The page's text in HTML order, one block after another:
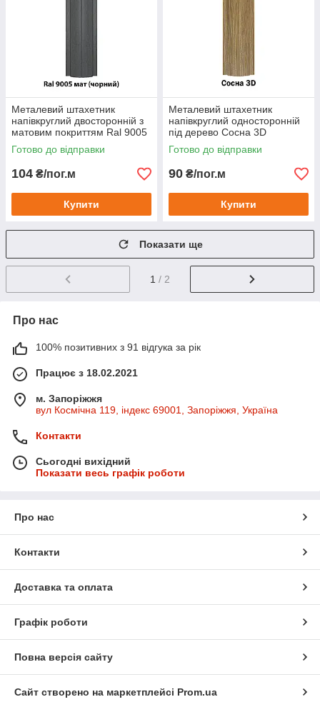
Металевий штахетник
напівкруглий двосторонній з
матовим покриттям Ral 9005
мат (черный)
Готово до відправки
104 ₴/пог.м
Купити
Металевий штахетник
напівкруглий односторонній
під дерево Сосна 3D
Готово до відправки
90 ₴/пог.м
Купити
Показати ще
1 / 2
Про нас
100% позитивних з 91 відгука за рік
Працює з 18.02.2021
м. Запоріжжя
вул Космічна 119, індекс 69001, Запоріжжя, Україна
Контакти
Сьогодні вихідний
Показати весь графік роботи
Про нас
Контакти
Доставка та оплата
Графік роботи
Повна версія сайту
Сайт створено на маркетплейсі Prom.ua